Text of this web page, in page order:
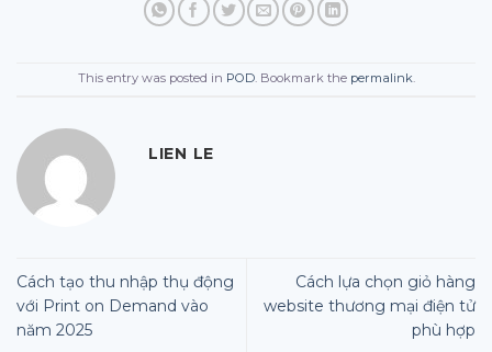
This entry was posted in POD. Bookmark the permalink.
LIEN LE
Cách tạo thu nhập thụ động
với Print on Demand vào
năm 2025
Cách lựa chọn giỏ hàng
website thương mại điện tử
phù hợp